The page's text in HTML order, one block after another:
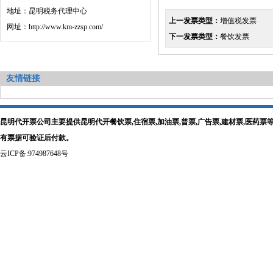
地址：昆明税务代理中心
网址：http://www.km-zzsp.com/
上一发票类型： 增值税发票
下一发票类型： 餐饮发票
友情链接
昆明代开票公司主要提供昆明代开餐饮票,住宿票,加油票,普票,广告票,建材票,医药
有票据可验证后付款。
云ICP备:974987648号